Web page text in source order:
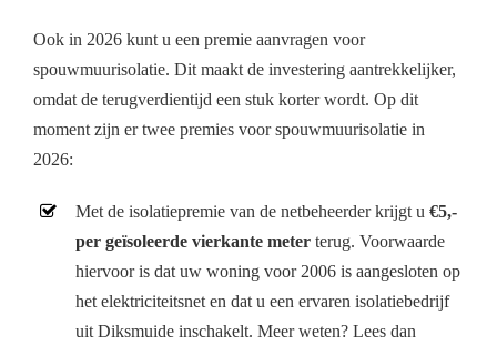
Ook in 2026 kunt u een premie aanvragen voor
spouwmuurisolatie. Dit maakt de investering aantrekkelijker,
omdat de terugverdientijd een stuk korter wordt. Op dit
moment zijn er twee premies voor spouwmuurisolatie in
2026:
Met de isolatiepremie van de netbeheerder krijgt u€5,-
per geïsoleerde vierkante meter terug. Voorwaarde
hiervoor is dat uw woning voor 2006 is aangesloten op
het elektriciteitsnet en dat u een ervaren isolatiebedrijf
uit Diksmuide inschakelt. Meer weten? Lees dan